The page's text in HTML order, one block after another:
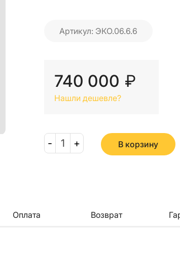
Артикул: ЭКО.06.6.6
740 000 ₽
Нашли дешевле?
- 1 + В корзину
Оплата Возврат